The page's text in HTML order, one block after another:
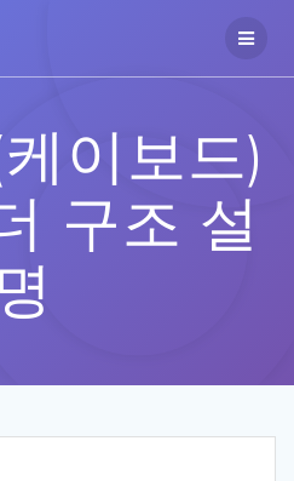
이보드)
구조 설
명